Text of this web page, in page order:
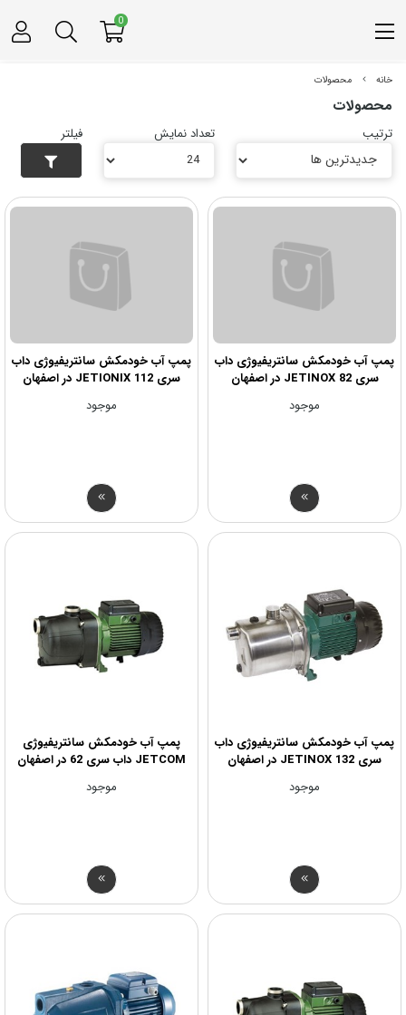
خانه محصولات
محصولات
ترتیب تعداد نمایش فیلتر
پمپ آب خودمکش سانتریفیوژی داب
سری JETINOX 82 در اصفهان
موجود
پمپ آب خودمکش سانتریفیوژی داب
سری JETIONIX 112 در اصفهان
موجود
پمپ آب خودمکش سانتریفیوژی داب
سری JETINOX 132 در اصفهان
موجود
پمپ آب خودمکش سانتریفیوژی
JETCOM داب سری 62 در اصفهان
موجود
0